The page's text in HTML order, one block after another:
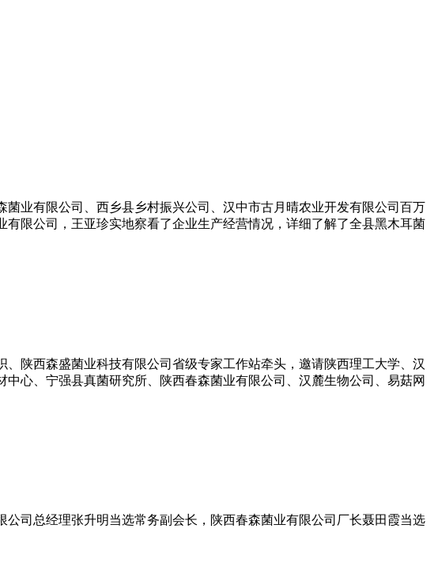
有限公司、西乡县乡村振兴公司、汉中市古月晴农业开发有限公司百万
公司，王亚珍实地察看了企业生产经营情况，详细了解了全县黑木耳菌
陕西森盛菌业科技有限公司省级专家工作站牵头，邀请陕西理工大学、汉
心、宁强县真菌研究所、陕西春森菌业有限公司、汉麓生物公司、易菇网
司总经理张升明当选常务副会长，陕西春森菌业有限公司厂长聂田霞当选